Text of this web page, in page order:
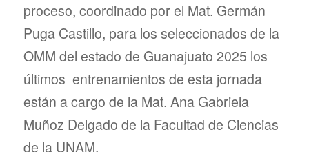
proceso, coordinado por el Mat. Germán
Puga Castillo, para los seleccionados de la
OMM del estado de Guanajuato 2025 los
últimos entrenamientos de esta jornada
están a cargo de la Mat. Ana Gabriela
Muñoz Delgado de la Facultad de Ciencias
de la UNAM.